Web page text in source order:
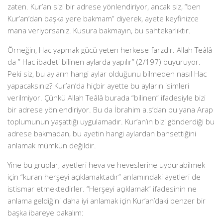
zaten. Kur’an sizi bir adrese yönlendiriyor, ancak siz, “ben
Kur’an’dan başka yere bakmam” diyerek, ayete keyfinizce
mana veriyorsanız. Kusura bakmayın, bu sahtekarlıktır.
Örneğin, Hac yapmak gücü yeten herkese farzdır. Allah Teâlâ
da ” Hac ibadeti bilinen aylarda yapılır” (2/197) buyuruyor.
Peki siz, bu ayların hangi aylar olduğunu bilmeden nasıl Hac
yapacaksınız? Kur’an’da hiçbir ayette bu ayların isimleri
verilmiyor. Çünkü Allah Teâlâ burada “bilinen” ifadesiyle bizi
bir adrese yönlendiriyor. Bu da İbrahim a.s’dan bu yana Arap
toplumunun yaşattığı uygulamadır. Kur’an’ın bizi gönderdiği bu
adrese bakmadan, bu ayetin hangi aylardan bahsettiğini
anlamak mümkün değildir.
Yine bu gruplar, ayetleri heva ve heveslerine uydurabilmek
için “kuran herşeyi açıklamaktadır” anlamındaki ayetleri de
istismar etmektedirler. “Herşeyi açıklamak” ifadesinin ne
anlama geldiğini daha iyi anlamak için Kur’an’daki benzer bir
başka ibareye bakalım: